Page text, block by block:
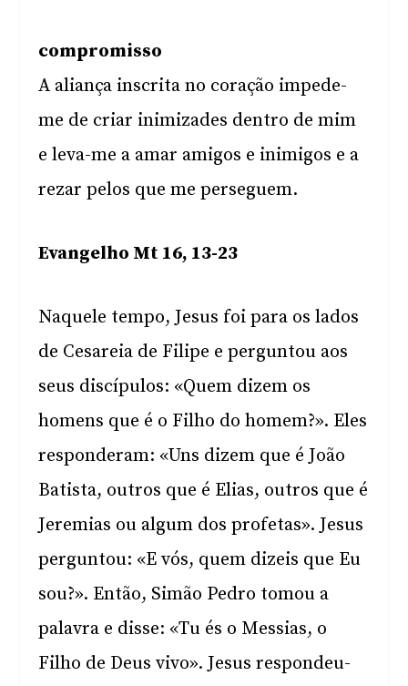
compromisso
A aliança inscrita no coração impede-
me de criar inimizades dentro de mim
e leva-me a amar amigos e inimigos e a
rezar pelos que me perseguem.
Evangelho Mt 16, 13-23
Naquele tempo, Jesus foi para os lados
de Cesareia de Filipe e perguntou aos
seus discípulos: «Quem dizem os
homens que é o Filho do homem?». Eles
responderam: «Uns dizem que é João
Batista, outros que é Elias, outros que é
Jeremias ou algum dos profetas». Jesus
perguntou: «E vós, quem dizeis que Eu
sou?». Então, Simão Pedro tomou a
palavra e disse: «Tu és o Messias, o
Filho de Deus vivo». Jesus respondeu-